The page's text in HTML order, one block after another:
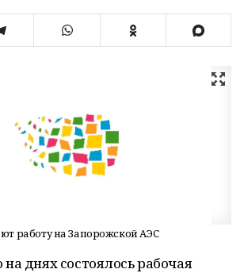
работу на Запорожской АЭС
днях состоялось рабочая